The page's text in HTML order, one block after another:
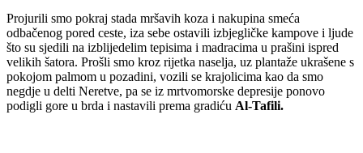
Projurili smo pokraj stada mršavih koza i nakupina smeća
odbačenog pored ceste, iza sebe ostavili izbjegličke kampove i ljude
što su sjedili na izblijedelim tepisima i madracima u prašini ispred
velikih šatora. Prošli smo kroz rijetka naselja, uz plantaže ukrašene s
pokojom palmom u pozadini, vozili se krajolicima kao da smo
negdje u delti Neretve, pa se iz mrtvomorske depresije ponovo
podigli gore u brda i nastavili prema gradiću Al-Tafili.